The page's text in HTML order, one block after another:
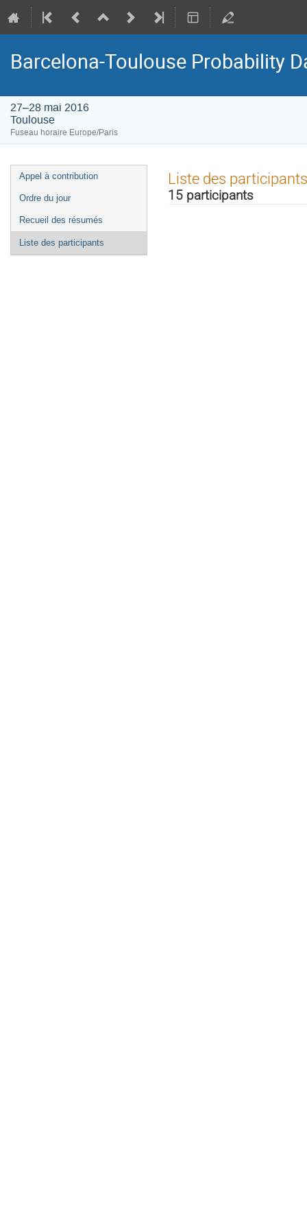
Barcelona-Toulouse Probability
27–28 mai 2016
Toulouse
Fuseau horaire Europe/Paris
Menu
de
Appel à contribution
Ordre du jour
Recueil des résumés
Liste des participants
Liste des participants
15 participants